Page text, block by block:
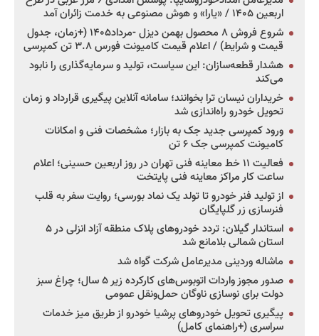
اربعین ۱۴۰۵ / «یارا» و هوش مصنوعی به خدمت زائران آمد
شروع فروش ۸ محصول بهمن دیزل -مرداد۱۴۰۵ (+زمان، جدول
قیمت و شرایط) / اعلام قیمت کامیونت فورس ۳.۸ تن کمپرسی
هشدار قطعه‌سازان: این سیاست، تولید و سرمایه‌گذاری را نابود
می‌کند
خریداران نیسان ترا بخوانند؛ سامانه آنلاین پیگیری قرارداد و زمان
تحویل خودرو راه‌اندازی شد
ورود کمپرسی جدید جک به بازار؛ مشخصات فنی و امکانات
کامیونت کمپرسی جک ۶ تن
فعالیت ۱۱ خط معاینه فنی تهران در روز اربعین حسینی؛ اعلام
ساعت کار مراکز معاینه فنی پایتخت
از تولید فنر خودرو تا تولد یک نماد بورسی؛ روایت سفر به قلب
فنرسازی زر گلپایگان
استاندار گیلان: تردد خودروهای پلاک منطقه آزاد انزلی در ۵
استان شمالی بلامانع شد
ماشاله وردینی مدیرعامل شرکت گواه شد
صدور مجوز واردات اتوبوس‌های کارکرده زیر ۵ سال؛ چراغ سبز
دولت برای نوسازی ناوگان حمل‌ونقل عمومی
پیگیری تحویل خودروهای پرشیا خودرو از طریق میز خدمات
سراسری (+راهنمای کامل)